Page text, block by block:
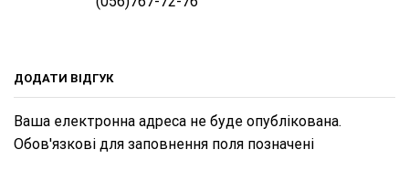
ДОДАТИ ВІДГУК
Ваша електронна адреса не буде опублікована.
Обов'язкові для заповнення поля позначені